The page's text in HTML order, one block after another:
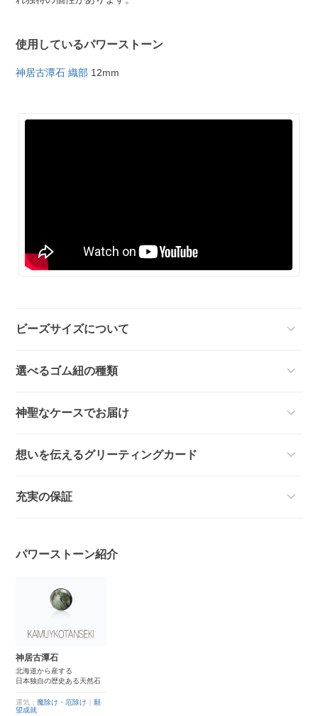
使用しているパワーストーン
神居古潭石 織部 12mm
ビーズサイズについて
選べるゴム紐の種類
神聖なケースでお届け
想いを伝えるグリーティングカード
充実の保証
パワーストーン紹介
神居古潭石
北海道から産する
日本独自の歴史ある天然石
運気： 魔除け・厄除け
願
望成就